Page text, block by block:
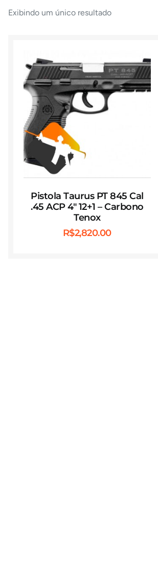
Exibindo um único resultado
Pistola Taurus PT 845 Cal
.45 ACP 4″ 12+1 – Carbono
Tenox
R$2,820.00